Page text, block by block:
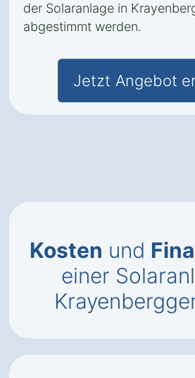
der Solaranlage in
abgestimmt werden.
Jetzt Angebot
Kosten und
einer